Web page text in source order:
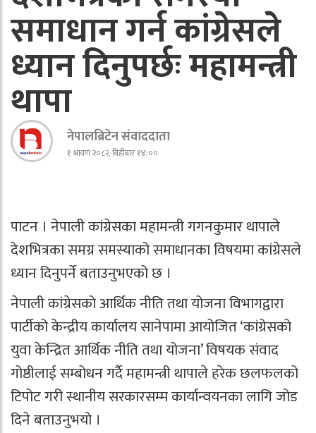
समाधान गर्न कांग्रेसले
ध्यान दिनुपर्छः महामन्त्री
थापा
नेपालब्रिटेन संवाददाता
१ श्रावण २०८२, बिहीबार १४:००
पाटन । नेपाली कांग्रेसका महामन्त्री गगनकुमार थापाले
देशभित्रका समग्र समस्याको समाधानका विषयमा कांग्रेसले
ध्यान दिनुपर्ने बताउनुभएको छ ।
नेपाली कांग्रेसको आर्थिक नीति तथा योजना विभागद्वारा
पार्टीको केन्द्रीय कार्यालय सानेपामा आयोजित ‘कांग्रेसको
युवा केन्द्रित आर्थिक नीति तथा योजना’ विषयक संवाद
गोष्ठीलाई सम्बोधन गर्दै महामन्त्री थापाले हरेक छलफलको
टिपोट गरी स्थानीय सरकारसम्म कार्यान्वयनका लागि जोड
दिने बताउनुभयो ।